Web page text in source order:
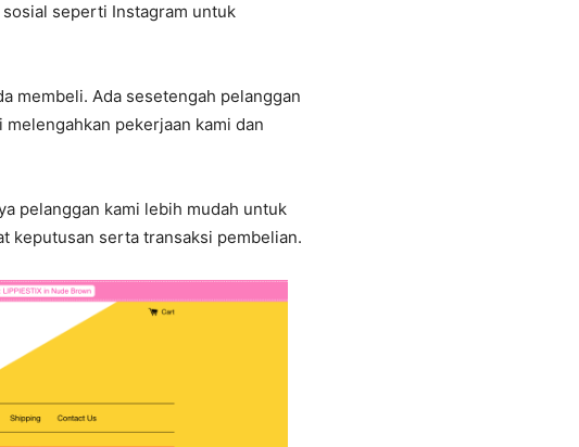
seperti Instagram untuk
membeli. Ada sesetengah pelanggan
pekerjaan kami dan
pelanggan kami lebih mudah untuk
keputusan serta transaksi pembelian.